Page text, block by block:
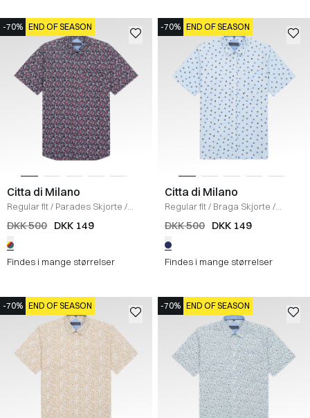
-70% END OF SEASON
Citta di Milano
Regular fit/ Parades Skjorte /
NAVY/ RED
DKK 500 DKK 149
Findes i mange størrelser
-70% END OF SEASON
Citta di Milano
Regular fit/ Braga Skjorte /
L.BLUE
DKK 500 DKK 149
Findes i mange størrelser
-70% END OF SEASON -70% END OF SEASON